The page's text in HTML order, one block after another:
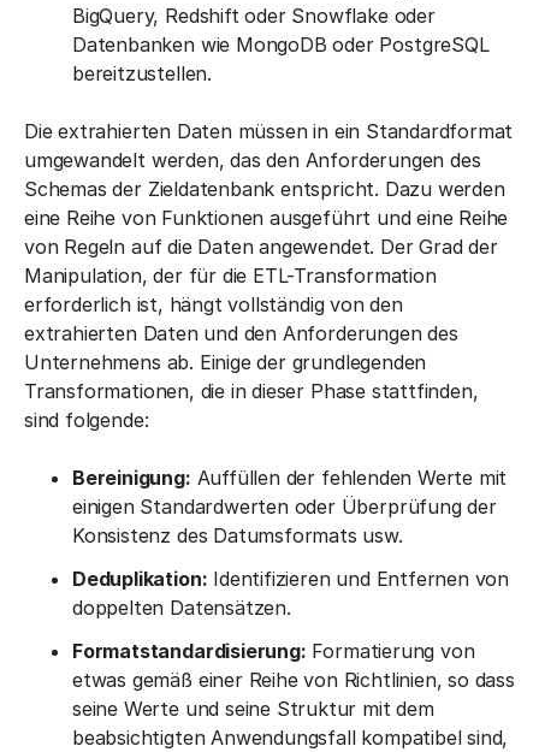
BigQuery, Redshift oder Snowflake oder
Datenbanken wie MongoDB oder PostgreSQL
bereitzustellen.
Die extrahierten Daten müssen in ein Standardformat
umgewandelt werden, das den Anforderungen des
Schemas der Zieldatenbank entspricht. Dazu werden
eine Reihe von Funktionen ausgeführt und eine Reihe
von Regeln auf die Daten angewendet. Der Grad der
Manipulation, der für die ETL-Transformation
erforderlich ist, hängt vollständig von den
extrahierten Daten und den Anforderungen des
Unternehmens ab. Einige der grundlegenden
Transformationen, die in dieser Phase stattfinden,
sind folgende:
Bereinigung: Auffüllen der fehlenden Werte mit
einigen Standardwerten oder Überprüfung der
Konsistenz des Datumsformats usw.
Deduplikation: Identifizieren und Entfernen von
doppelten Datensätzen.
Formatstandardisierung: Formatierung von
etwas gemäß einer Reihe von Richtlinien, so dass
seine Werte und seine Struktur mit dem
beabsichtigten Anwendungsfall kompatibel sind,